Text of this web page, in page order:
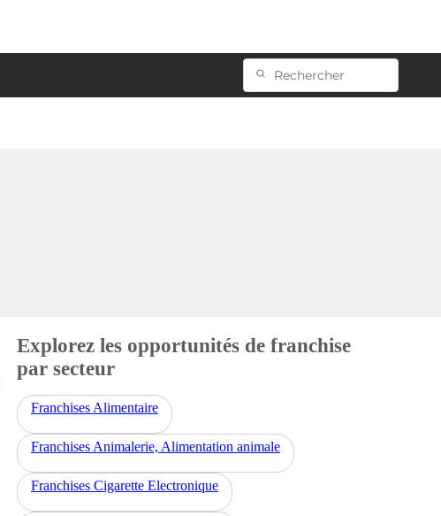
Explorez les opportunités de franchise
par secteur
Franchises Alimentaire
Franchises Animalerie, Alimentation animale
Franchises Cigarette Electronique